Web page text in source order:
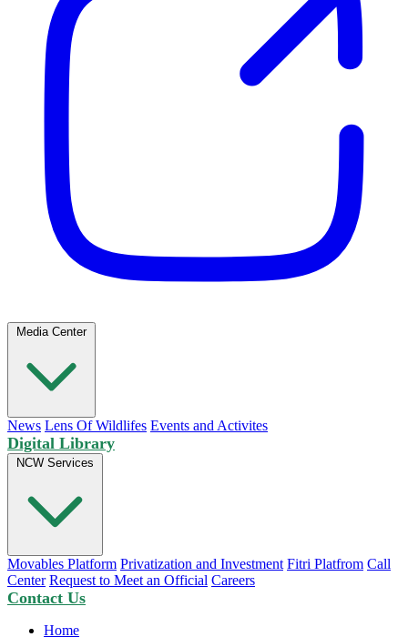
Media Center
News Lens Of Wildlifes Events and Activites
Digital Library
NCW Services
Movables Platform Privatization and Investment Fitri Platfrom Call
Center Request to Meet an Official Careers
Contact Us
Home